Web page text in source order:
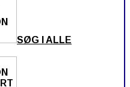
SØG I ALLE